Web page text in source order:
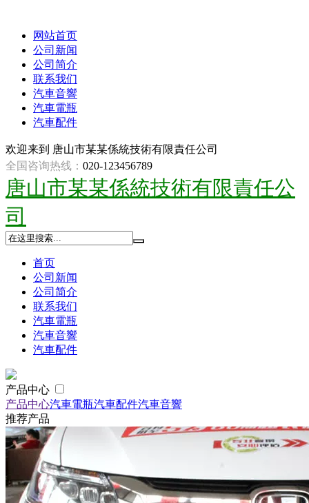
网站首页
公司新闻
公司简介
联系我们
汽車音響
汽車電瓶
汽車配件
欢迎来到 唐山市某某係統技術有限責任公司
全国咨询热线： 020-123456789
唐山市某某係統技術有限責任公
司
首页
公司新闻
公司简介
联系我们
汽車電瓶
汽車音響
汽車配件
产品中心
产品中心汽車電瓶汽車配件汽車音響
推荐产品